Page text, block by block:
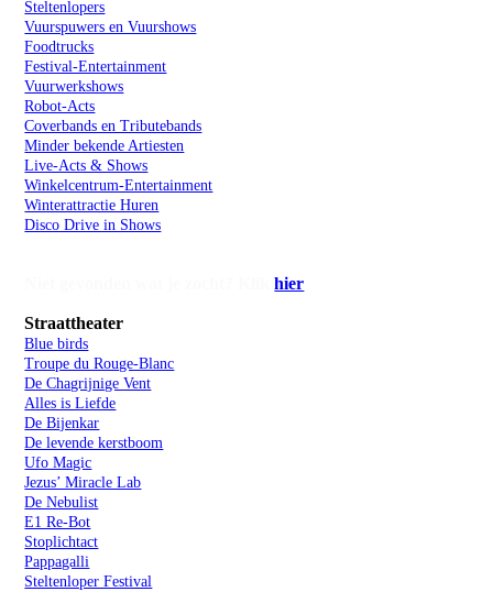
Steltenlopers
Vuurspuwers en Vuurshows
Foodtrucks
Festival-Entertainment
Vuurwerkshows
Robot-Acts
Coverbands en Tributebands
Minder bekende Artiesten
Live-Acts & Shows
Winkelcentrum-Entertainment
Winterattractie Huren
Disco Drive in Shows
Niet gevonden wat je zocht? Klikhier
Straattheater
Blue birds
Troupe du Rouge-Blanc
De Chagrijnige Vent
Alles is Liefde
De Bijenkar
De levende kerstboom
Ufo Magic
Jezus’ Miracle Lab
De Nebulist
E1 Re-Bot
Stoplichtact
Pappagalli
Steltenloper Festival